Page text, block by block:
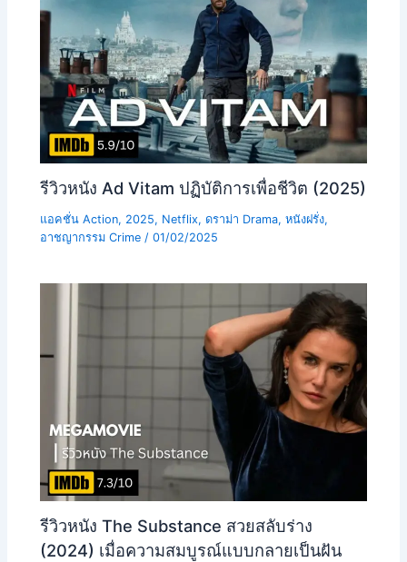
รีวิวหนัง Ad Vitam ปฏิบัติการเพื่อชีวิต (2025)
แอคชั่น Action, 2025, Netflix,ดราม่า Drama,หนังฝรั่ง,
อาชญากรรม Crime /01/02/2025
รีวิวหนัง The Substance สวยสลับร่าง
(2024) เมื่อความสมบูรณ์แบบกลายเป็นฝัน